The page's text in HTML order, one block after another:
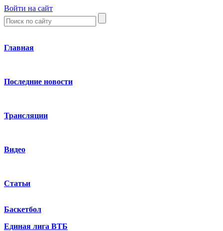
Войти на сайт
Главная
Последние новости
Трансляции
Видео
Статьи
Баскетбол
Единая лига ВТБ